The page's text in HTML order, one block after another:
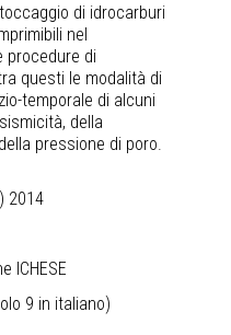
di idrocarburi
nel
procedure di
questi le modalità di
temporale di alcuni
della
pressione di poro.
2014
ICHESE
9 in italiano)